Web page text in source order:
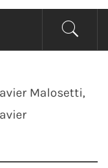
Malosetti,